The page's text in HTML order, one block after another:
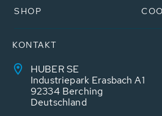
SHOP
KONTAKT
HUBER SE
Industriepark Erasbach A1
92334 Berching
Deutschland